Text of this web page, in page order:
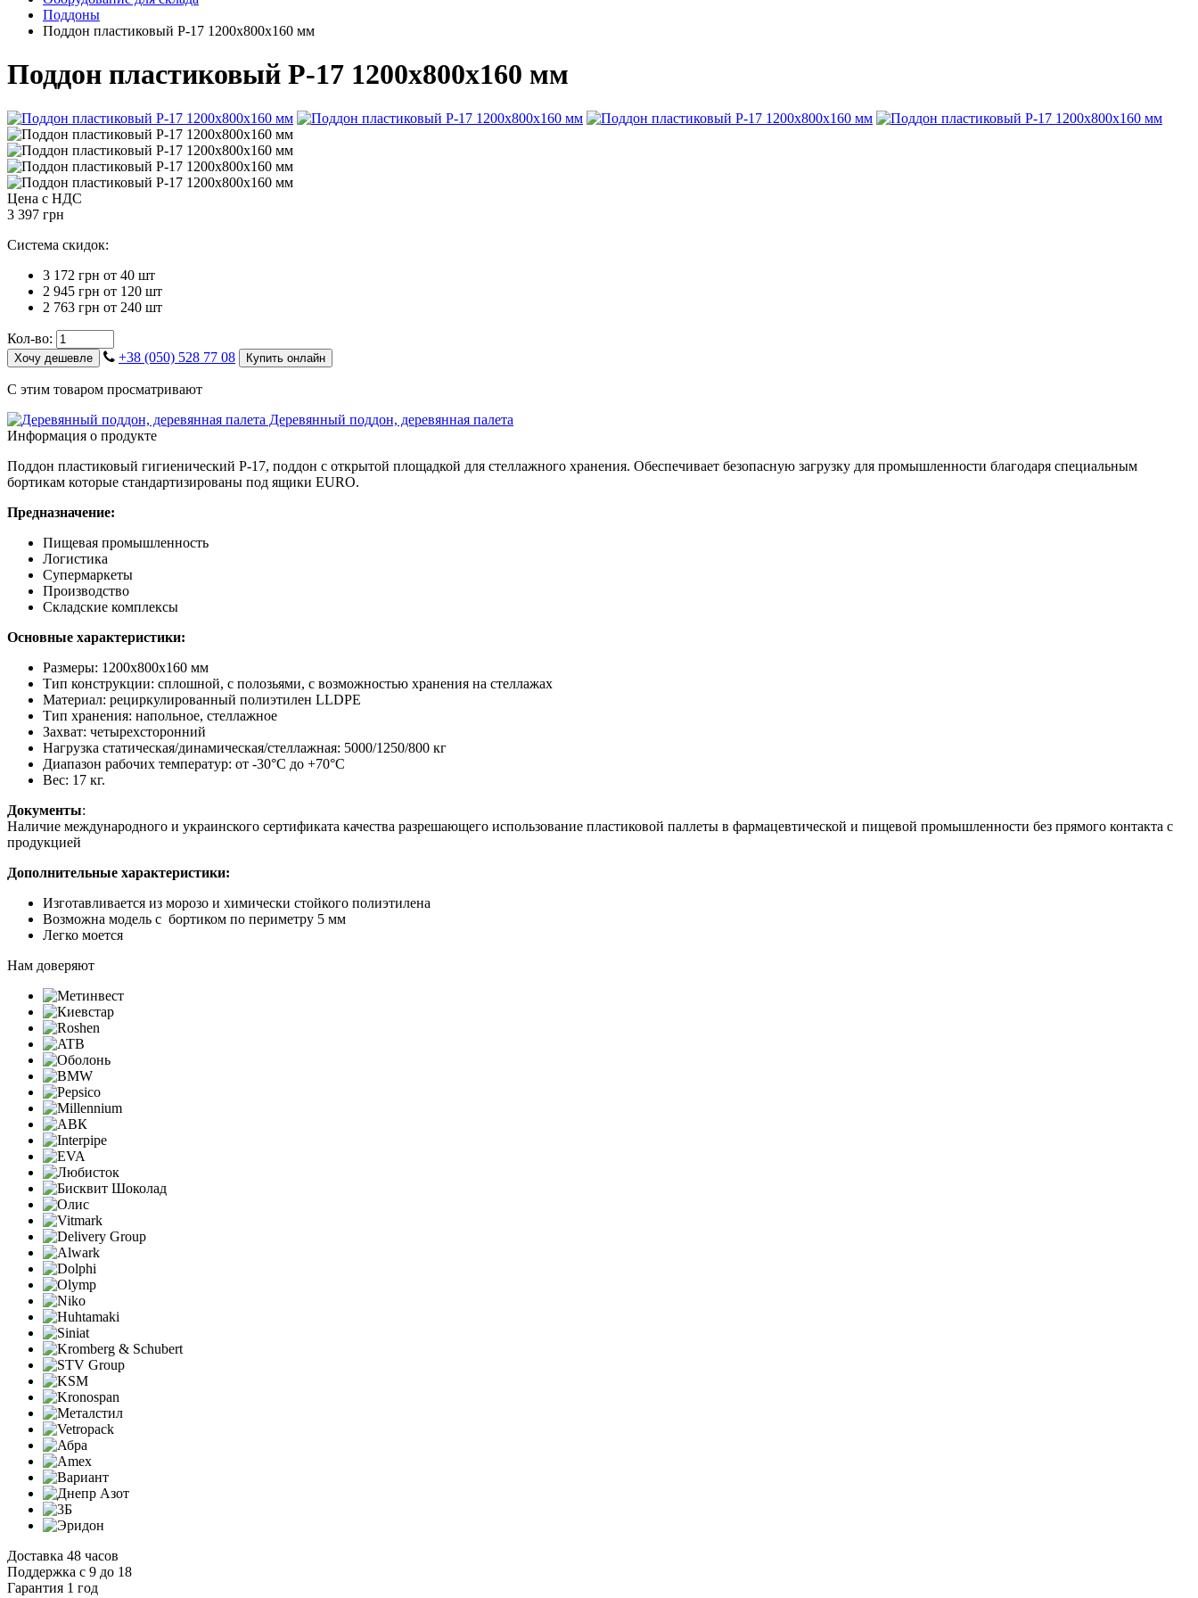
Поддоны
Поддон пластиковый P-17 1200х800х160 мм
Поддон пластиковый P-17 1200х800х160 мм
Цена с НДС
3 397 грн
Система скидок:
3 172 грн от 40 шт
2 945 грн от 120 шт
2 763 грн от 240 шт
Кол-во:
Хочу дешевле +38 (050) 528 77 08 Купить онлайн
С этим товаром просматривают
Деревянный поддон, деревянная палета
Информация о продукте
Поддон пластиковый гигиенический P-17, поддон с открытой площадкой для стеллажного хранения. Обеспечивает безопасную загрузку для промышленности благодаря специальным
бортикам которые стандартизированы под ящики EURO.
Предназначение:
Пищевая промышленность
Логистика
Супермаркеты
Производство
Складские комплексы
Основные характеристики:
Размеры: 1200х800х160 мм
Тип конструкции: сплошной, c полозьями, с возможностью хранения на стеллажах
Материал: рециркулированный полиэтилен LLDPE
Тип хранения: напольное, стеллажное
Захват: четырехсторонний
Нагрузка статическая/динамическая/стеллажная: 5000/1250/800 кг
Диапазон рабочих температур: от -30°С до +70°С
Вес: 17 кг.
Документы:
Наличие международного и украинского сертификата качества разрешающего использование пластиковой паллеты в фармацевтической и пищевой промышленности без прямого контакта с
продукцией
Дополнительные характеристики:
Изготавливается из морозо и химически стойкого полиэтилена
Возможна модель с бортиком по периметру 5 мм
Легко моется
Нам доверяют
Доставка 48 часов
Поддержка с 9 до 18
Гарантия 1 год